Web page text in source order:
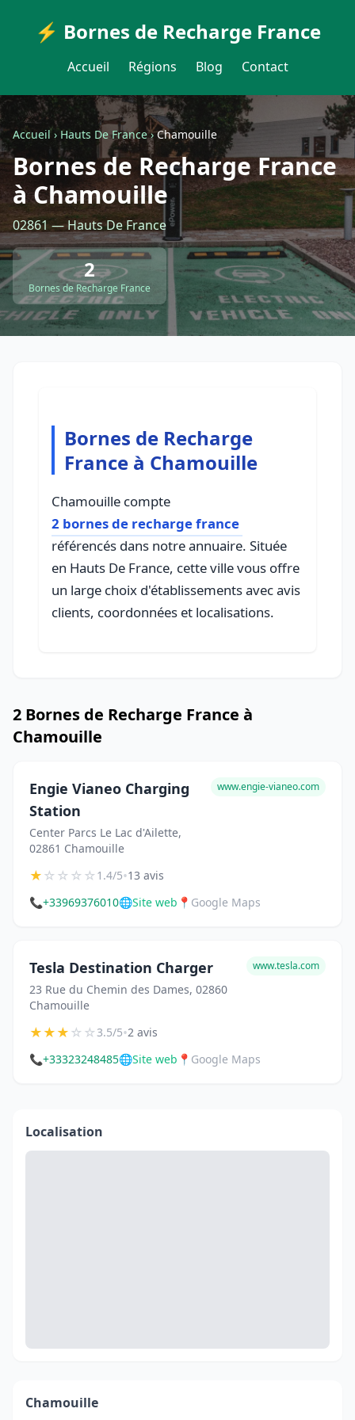
⚡ Bornes de Recharge France
Accueil Régions Blog Contact
Accueil›Hauts De France›Chamouille
Bornes de Recharge France
à Chamouille
02861 — Hauts De France
2
Bornes de Recharge France
Bornes de Recharge
France à Chamouille
Chamouille compte
2 bornes de recharge france
référencés dans notre annuaire. Située
en Hauts De France, cette ville vous offre
un large choix d'établissements avec avis
clients, coordonnées et localisations.
2 Bornes de Recharge France à
Chamouille
Engie Vianeo Charging
Station
Center Parcs Le Lac d'Ailette,
02861 Chamouille
www.engie-vianeo.com
★☆☆☆☆1.4/5•13 avis
📞+33969376010🌐Site web 📍 Google Maps
Tesla Destination Charger
23 Rue du Chemin des Dames, 02860
Chamouille
www.tesla.com
★★★☆☆3.5/5•2 avis
📞+33323248485🌐Site web 📍 Google Maps
Localisation
Chamouille